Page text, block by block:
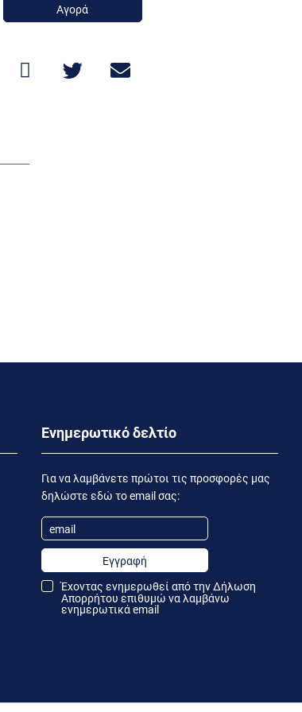
Αγορά
Ενημερωτικό δελτίο
Για να λαμβάνετε πρώτοι τις προσφορές μας
δηλώστε εδώ το email σας:
Εγγραφή
Έχοντας ενημερωθεί από τηνΔήλωση
Απορρήτου επιθυμώ να λαμβάνω
ενημερωτικά email